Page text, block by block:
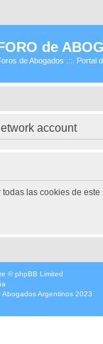
de
de Abogados .::. Portal
account
las cookies de este
© phpBB Limited
Abogados Argentinos 2023